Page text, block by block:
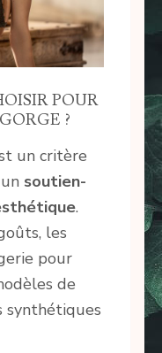
POUR
?
un critère
soutien-
.
les
pour
de
synthétiques